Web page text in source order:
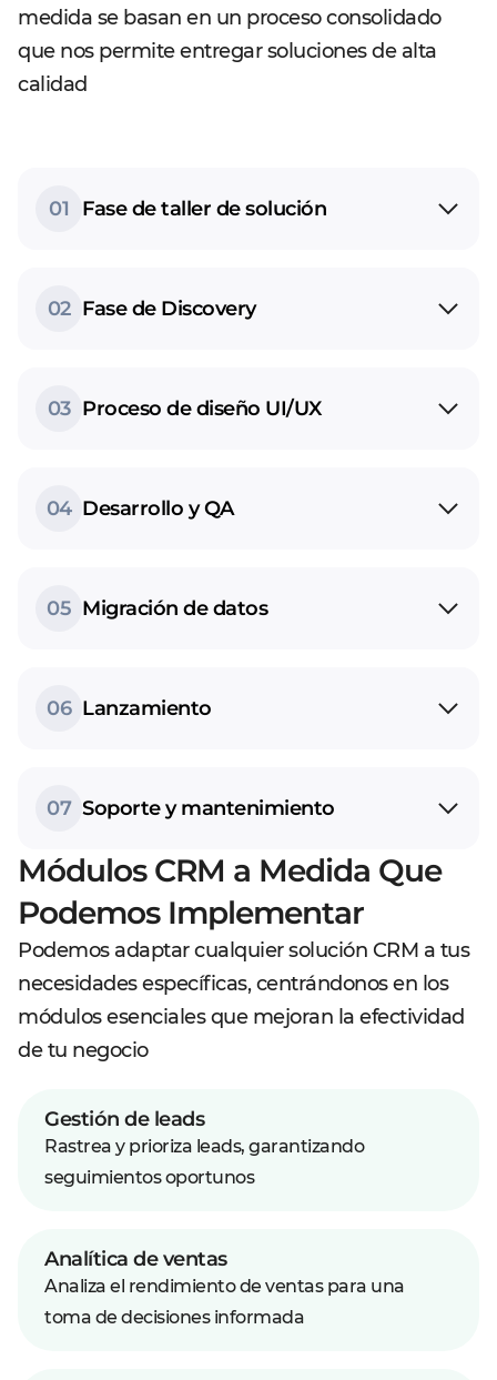
medida se basan en un proceso consolidado
que nos permite entregar soluciones de alta
calidad
01 Fase de taller de solución
02 Fase de Discovery
03 Proceso de diseño UI/UX
04 Desarrollo y QA
05 Migración de datos
06 Lanzamiento
07 Soporte y mantenimiento
Módulos CRM a Medida Que
Podemos Implementar
Podemos adaptar cualquier solución CRM a tus
necesidades específicas, centrándonos en los
módulos esenciales que mejoran la efectividad
de tu negocio
Gestión de leads
Rastrea y prioriza leads, garantizando
seguimientos oportunos
Analítica de ventas
Analiza el rendimiento de ventas para una
toma de decisiones informada